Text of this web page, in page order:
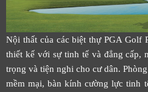
Nội thất của các biệt thự PGA Golf
thiết kế với sự tinh tế và đẳng cấp,
trọng và tiện nghi cho cư dân.
mềm mại, bàn kính cường lực tinh